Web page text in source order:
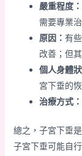
嚴重程度：
需要專業治
原因： 有
改善；但
個人身體狀
宮下垂的恢
治療方式：
總之，子宮下垂
子宮下垂可能自